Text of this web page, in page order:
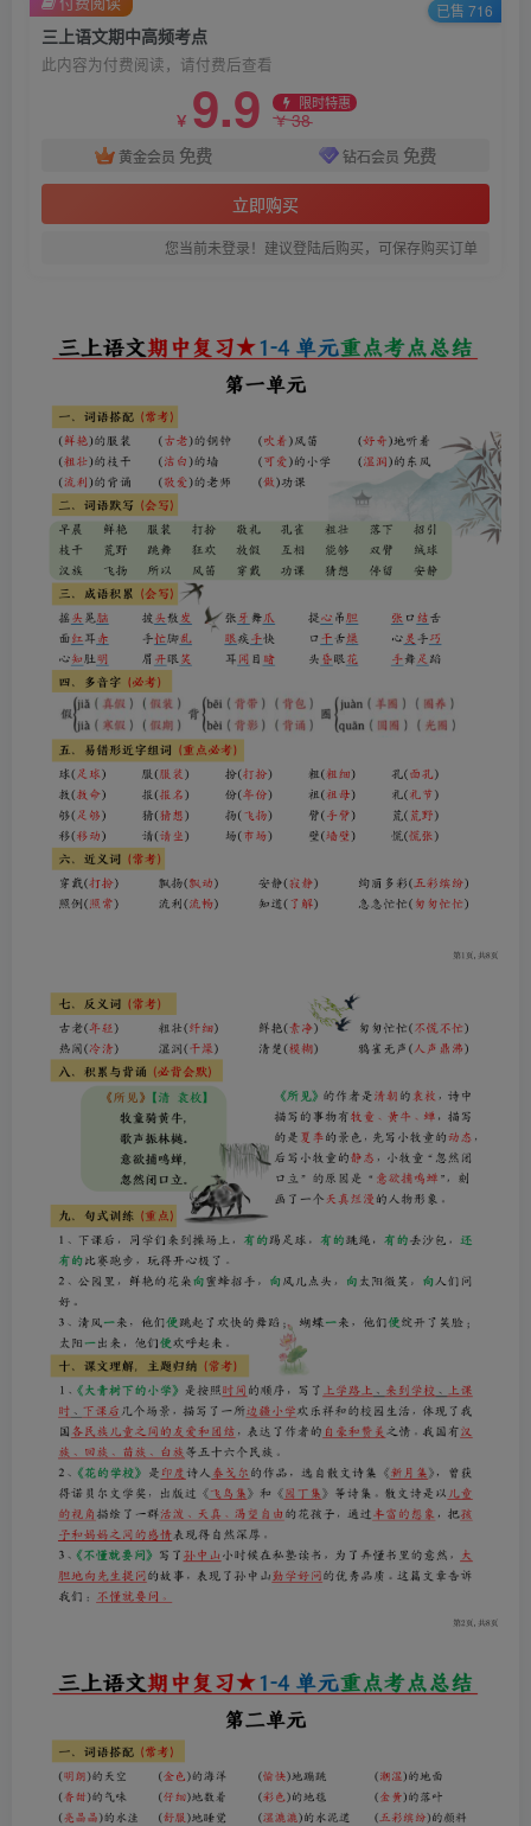
三上语文期中高频考点
此内容为付费阅读，请付费后查看
￥ 9.9 限时特惠
￥38
黄金会员 免费 钻石会员 免费
立即购买
您当前未登录！建议登陆后购买，可保存购买订单
已售 716